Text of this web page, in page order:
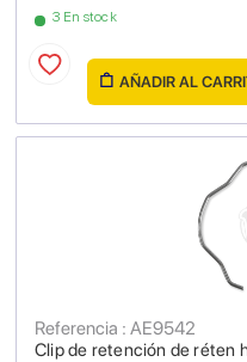
3 En stock
AÑADIR AL
Clip de retención de réten
Referencia : AE9542